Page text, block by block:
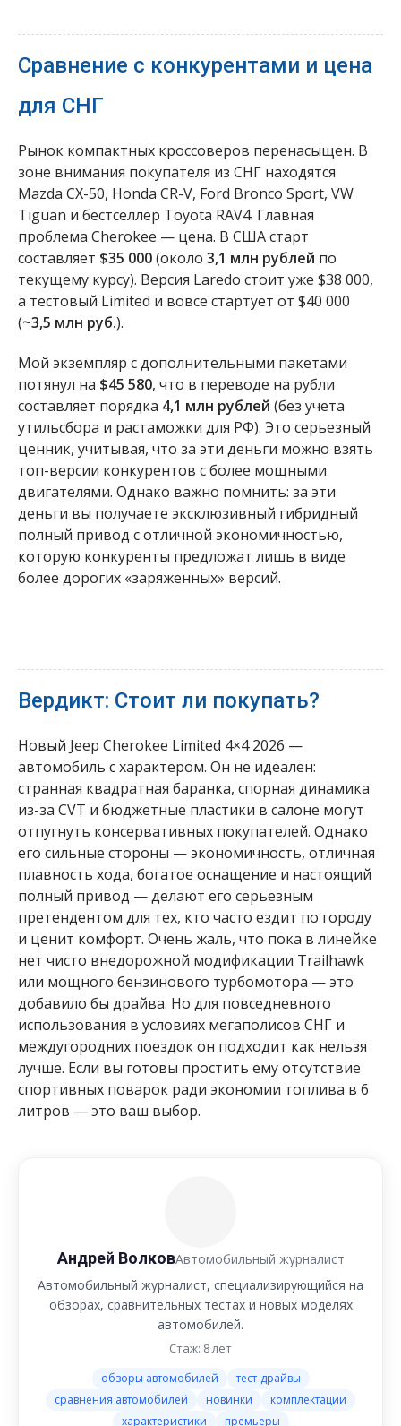
Сравнение с конкурентами и цена
для СНГ
Рынок компактных кроссоверов перенасыщен. В
зоне внимания покупателя из СНГ находятся
Mazda CX-50, Honda CR-V, Ford Bronco Sport, VW
Tiguan и бестселлер Toyota RAV4. Главная
проблема Cherokee — цена. В США старт
составляет $35 000(около 3,1 млн рублей по
текущему курсу). Версия Laredo стоит уже $38 000,
а тестовый Limited и вовсе стартует от $40 000
(~3,5 млн руб.).
Мой экземпляр с дополнительными пакетами
потянул на $45 580, что в переводе на рубли
составляет порядка 4,1 млн рублей (без учета
утильсбора и растаможки для РФ). Это серьезный
ценник, учитывая, что за эти деньги можно взять
топ-версии конкурентов с более мощными
двигателями. Однако важно помнить: за эти
деньги вы получаете эксклюзивный гибридный
полный привод с отличной экономичностью,
которую конкуренты предложат лишь в виде
более дорогих «заряженных» версий.
Вердикт: Стоит ли покупать?
Новый Jeep Cherokee Limited 4×4 2026 —
автомобиль с характером. Он не идеален:
странная квадратная баранка, спорная динамика
из-за CVT и бюджетные пластики в салоне могут
отпугнуть консервативных покупателей. Однако
его сильные стороны — экономичность, отличная
плавность хода, богатое оснащение и настоящий
полный привод — делают его серьезным
претендентом для тех, кто часто ездит по городу
и ценит комфорт. Очень жаль, что пока в линейке
нет чисто внедорожной модификации Trailhawk
или мощного бензинового турбомотора — это
добавило бы драйва. Но для повседневного
использования в условиях мегаполисов СНГ и
междугородних поездок он подходит как нельзя
лучше. Если вы готовы простить ему отсутствие
спортивных поварок ради экономии топлива в 6
литров — это ваш выбор.
Андрей ВолковАвтомобильный журналист
Автомобильный журналист, специализирующийся на
обзорах, сравнительных тестах и новых моделях
автомобилей.
Стаж: 8 лет
обзоры автомобилей
тест-драйвы
сравнения автомобилей
новинки
комплектации
характеристики
премьеры